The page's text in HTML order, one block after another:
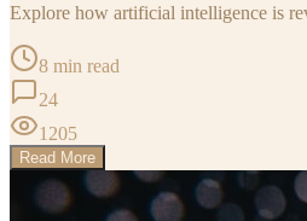
Explore how artificial intelligence is
8 min read
24
1205
Read More